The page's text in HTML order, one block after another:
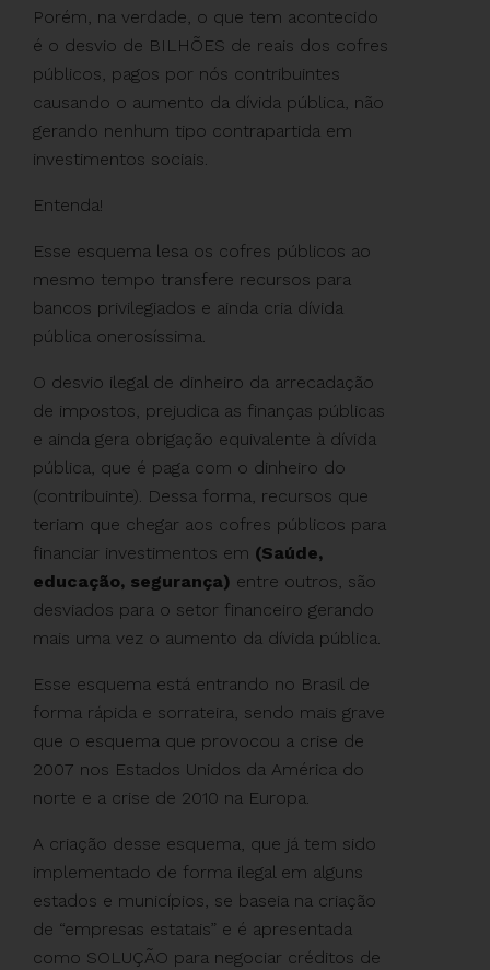
Porém, na verdade, o que tem acontecido
é o desvio de BILHÕES de reais dos cofres
públicos, pagos por nós contribuintes
causando o aumento da dívida pública, não
gerando nenhum tipo contrapartida em
investimentos sociais.
Entenda!
Esse esquema lesa os cofres públicos ao
mesmo tempo transfere recursos para
bancos privilegiados e ainda cria dívida
pública onerosíssima.
O desvio ilegal de dinheiro da arrecadação
de impostos, prejudica as finanças públicas
e ainda gera obrigação equivalente à dívida
pública, que é paga com o dinheiro do
(contribuinte). Dessa forma, recursos que
teriam que chegar aos cofres públicos para
financiar investimentos em (Saúde,
educação, segurança) entre outros, são
desviados para o setor financeiro gerando
mais uma vez o aumento da dívida pública.
Esse esquema está entrando no Brasil de
forma rápida e sorrateira, sendo mais grave
que o esquema que provocou a crise de
2007 nos Estados Unidos da América do
norte e a crise de 2010 na Europa.
A criação desse esquema, que já tem sido
implementado de forma ilegal em alguns
estados e municípios, se baseia na criação
de “empresas estatais” e é apresentada
como SOLUÇÃO para negociar créditos de